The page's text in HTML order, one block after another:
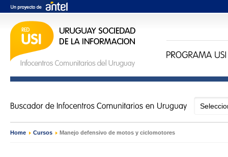
Home › Cursos › Manejo defensivo de motos y ciclomotores